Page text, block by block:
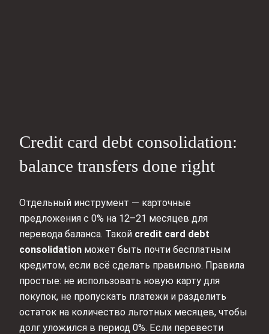
Credit card debt consolidation:
balance transfers done right
Отдельный инструмент — карточные
предложения с 0% на 12–21 месяцев для
перевода баланса. Такой credit card debt
consolidation может быть почти бесплатным
кредитом, если всё сделать правильно. Правила
простые: не использовать новую карту для
покупок, не пропускать платежи и разделить
остаток на количество льготных месяцев, чтобы
долг уложился в период 0%. Если перевести